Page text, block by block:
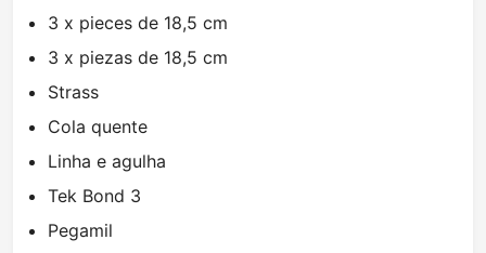
3 x pieces de 18,5 cm
3 x piezas de 18,5 cm
Strass
Cola quente
Linha e agulha
Tek Bond 3
Pegamil